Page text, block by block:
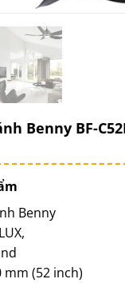
Benny BF-
Benny
mm (52 inch)